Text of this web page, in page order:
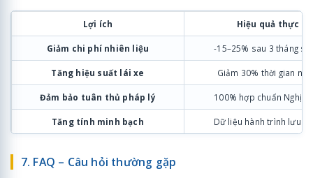
Lợi ích Hiệu quả thực tế
Giảm chi phí nhiên liệu -15–25% sau 3 tháng
Tăng hiệu suất lái xe Giảm 30% thời gian
Đảm bảo tuân thủ pháp lý 100% hợp chuẩn Nghị
Tăng tính minh bạch Dữ liệu hành trình lưu
7. FAQ – Câu hỏi thường gặp